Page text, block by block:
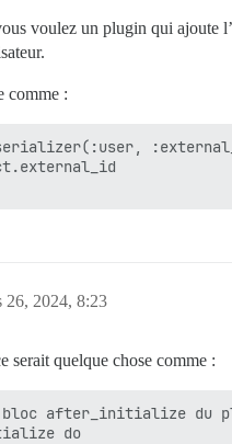
voulez un plugin qui ajoute
comme :
26, 2024, 8:23
serait quelque chose comme :
bloc after_initialize du
do